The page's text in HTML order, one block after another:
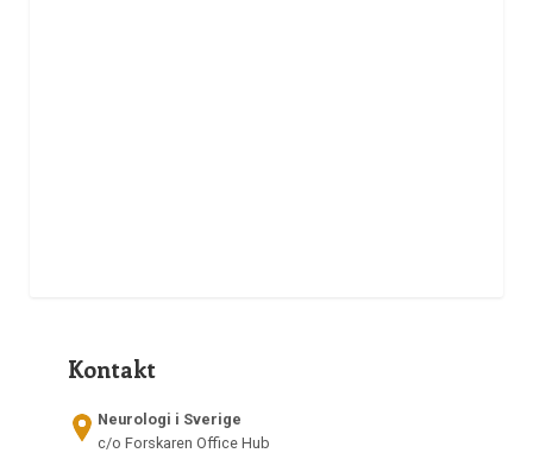
Kontakt
Neurologi i Sverige
c/o Forskaren Office Hub